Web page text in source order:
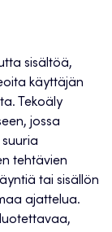
sisältöä,
käyttäjän
Tekoäly
jossa
tehtävien
tai sisällön
ajattelua.